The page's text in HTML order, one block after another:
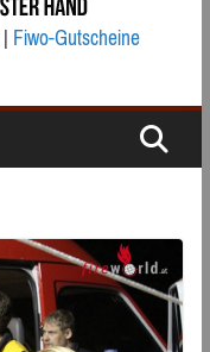
|Fiwo-Gutscheine